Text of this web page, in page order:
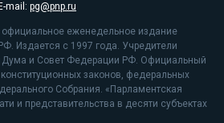
mail: pg@pnp.ru
официальное еженедельное издание
Издается с 1997 года. Учредители
Дума и Совет Федерации РФ. Официальный
законов, федеральных
Собрания. «Парламентская
и представительства в десяти субъектах